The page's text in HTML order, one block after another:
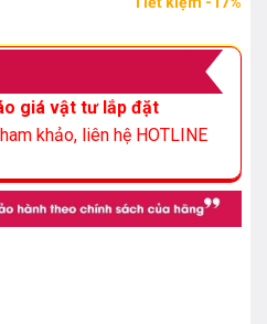
giá vật tư lắp đặt
khảo, liên hệ HOTLINE